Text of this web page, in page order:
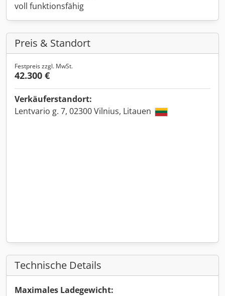
voll funktionsfähig
Preis & Standort
Festpreis zzgl. MwSt.
42.300 €
Verkäuferstandort:
Lentvario g. 7, 02300 Vilnius, Litauen
Technische Details
Maximales Ladegewicht: